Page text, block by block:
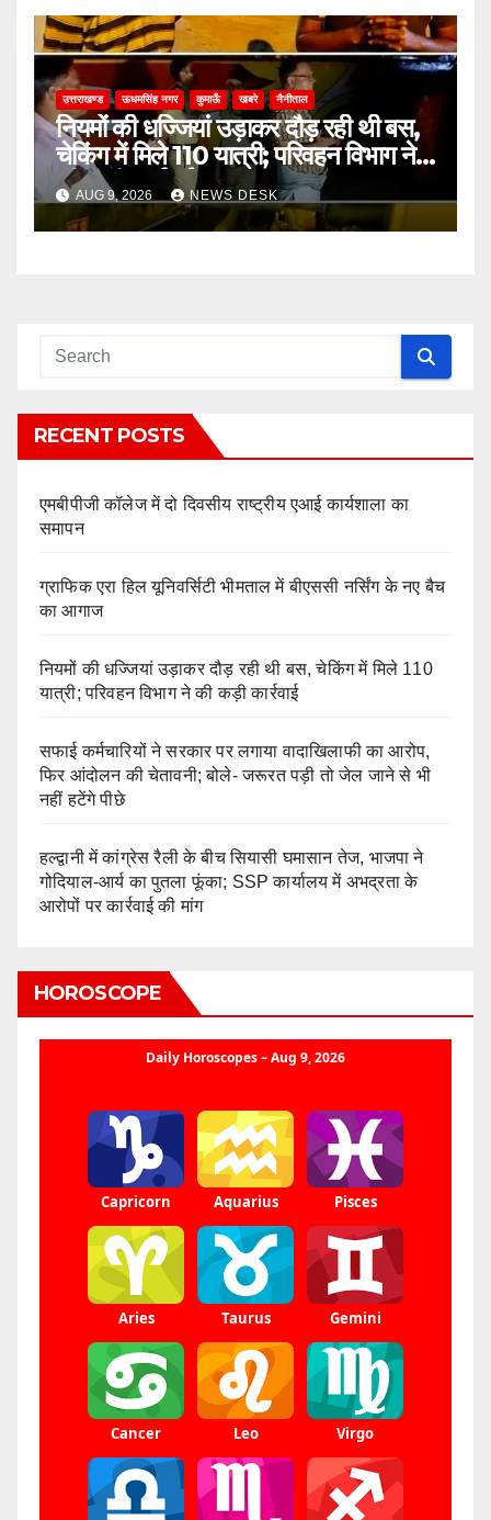
उत्तराखण्ड ऊधमसिंह नगर कुमाऊँ खबरे नैनीताल
नियमों की धज्जियां उड़ाकर दौड़ रही थी बस,
चेकिंग में मिले 110 यात्री; परिवहन विभाग ने
की कड़ी कार्रवाई
AUG 9, 2026 NEWS DESK
RECENT POSTS
एमबीपीजी कॉलेज में दो दिवसीय राष्ट्रीय एआई कार्यशाला का
समापन
ग्राफिक एरा हिल यूनिवर्सिटी भीमताल में बीएससी नर्सिंग के नए बैच
का आगाज
नियमों की धज्जियां उड़ाकर दौड़ रही थी बस, चेकिंग में मिले 110
यात्री; परिवहन विभाग ने की कड़ी कार्रवाई
सफाई कर्मचारियों ने सरकार पर लगाया वादाखिलाफी का आरोप,
फिर आंदोलन की चेतावनी; बोले- जरूरत पड़ी तो जेल जाने से भी
नहीं हटेंगे पीछे
हल्द्वानी में कांग्रेस रैली के बीच सियासी घमासान तेज, भाजपा ने
गोदियाल-आर्य का पुतला फूंका; SSP कार्यालय में अभद्रता के
आरोपों पर कार्रवाई की मांग
HOROSCOPE